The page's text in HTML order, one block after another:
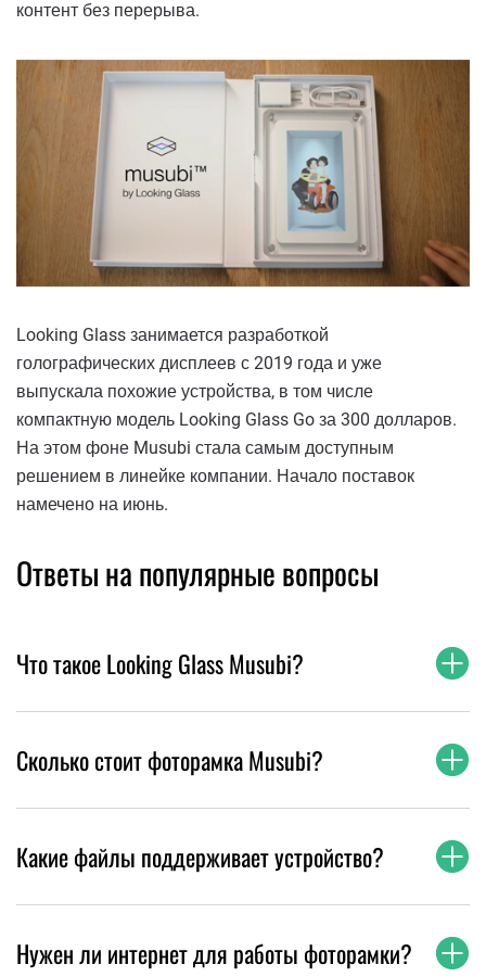
контент без перерыва.
Looking Glass занимается разработкой
голографических дисплеев с 2019 года и уже
выпускала похожие устройства, в том числе
компактную модель Looking Glass Go за 300 долларов.
На этом фоне Musubi стала самым доступным
решением в линейке компании. Начало поставок
намечено на июнь.
Ответы на популярные вопросы
Что такое Looking Glass Musubi?
Сколько стоит фоторамка Musubi?
Какие файлы поддерживает устройство?
Нужен ли интернет для работы фоторамки?